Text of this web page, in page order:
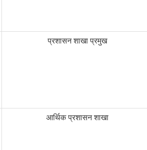
प्रशासन शाखा प्रमुख
आर्थिक प्रशासन शाखा